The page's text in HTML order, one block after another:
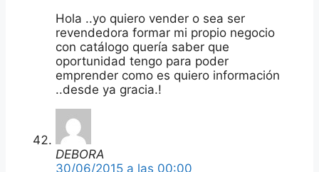
Hola ..yo quiero vender o sea ser
revendedora formar mi propio negocio
con catálogo quería saber que
oportunidad tengo para poder
emprender como es quiero información
..desde ya gracia.!
DEBORA
30/06/2015 a las 00:00